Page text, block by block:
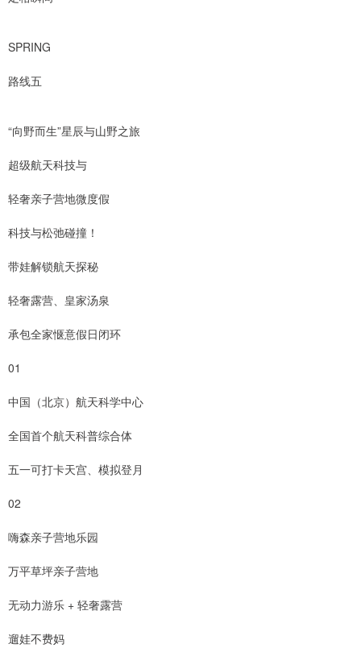
SPRING
路线五
“向野而生”星辰与山野之旅
超级航天科技与
轻奢亲子营地微度假
科技与松弛碰撞！
带娃解锁航天探秘
轻奢露营、皇家汤泉
承包全家惬意假日闭环
01
中国（北京）航天科学中心
全国首个航天科普综合体
五一可打卡天宫、模拟登月
02
嗨森亲子营地乐园
万平草坪亲子营地
无动力游乐 + 轻奢露营
遛娃不费妈